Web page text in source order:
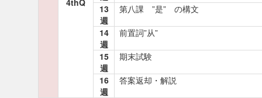
4thQ
13
週
第八課 ”是” の構文
14
週
前置詞”从”
15
週
期末試験
16
週
答案返却・解説